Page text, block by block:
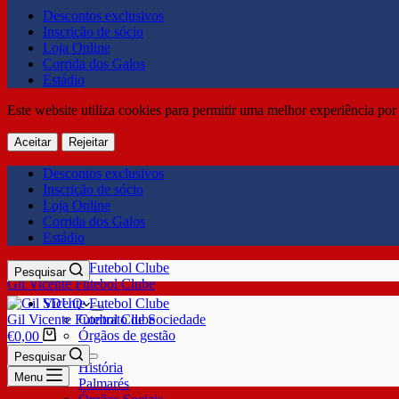
Descontos exclusivos
Inscrição de sócio
Loja Online
Corrida dos Galos
Estádio
Este website utiliza cookies para permitir uma melhor experiência
Aceitar Rejeitar
Descontos exclusivos
Inscrição de sócio
Loja Online
Corrida dos Galos
Estádio
Gil Vicente Futebol Clube
Pesquisar
SDUQ
Contrato de Sociedade
Órgãos de gestão
Clube
História
Palmarés
Gil Vicente Futebol Clube
€0,00
Pesquisar
Menu